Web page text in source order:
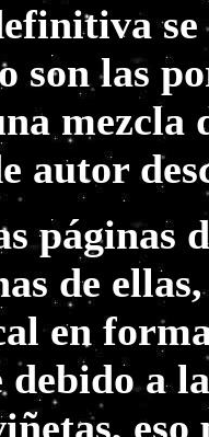
son las
mezcla
autor
páginas
de
en
debido a